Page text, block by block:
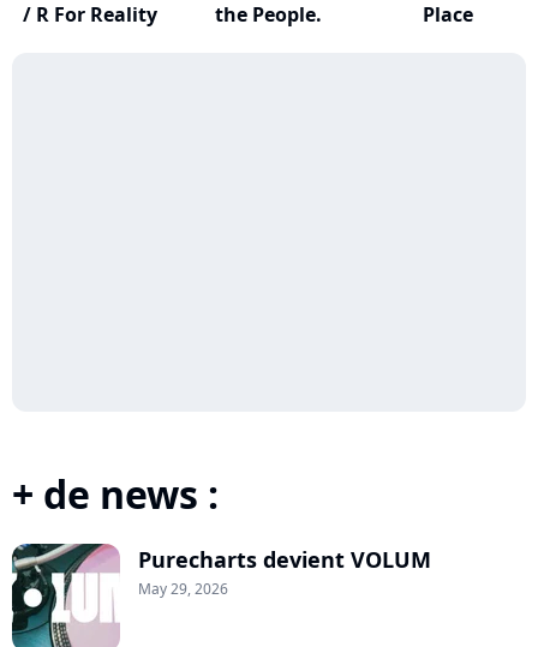
/ R For Reality
the People.
Place
+ de news :
Purecharts devient VOLUM
May 29, 2026